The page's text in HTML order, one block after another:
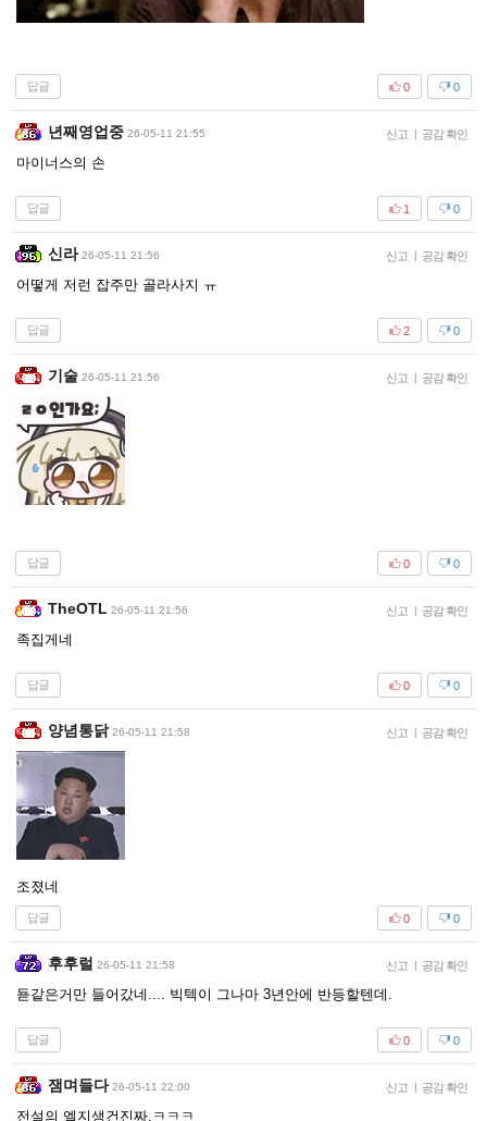
답글 0
0
년째영업중 26-05-11 21:55 신고 | 공감 확인
마이너스의 손
답글 0
1
신라 26-05-11 21:56 신고 | 공감 확인
어떻게 저런 잡주만 골라사지 ㅠ
답글 0
2
기술 26-05-11 21:56 신고 | 공감 확인
답글 0
0
TheOTL 26-05-11 21:56 신고 | 공감 확인
족집게네
답글 0
0
양념통닭 26-05-11 21:58 신고 | 공감 확인
조졌네
답글 0
0
후후럴 26-05-11 21:58 신고 | 공감 확인
됻같은거만 들어갔네.... 빅텍이 그나마 3년안에 반등할텐데.
답글 0
0
잼며들다 26-05-11 22:00 신고 | 공감 확인
전설의 엘지생건진짜.ㅋㅋㅋ